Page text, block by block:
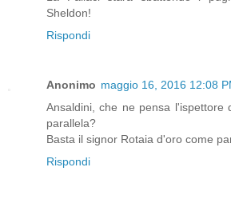
Sheldon!
Rispondi
Anonimo maggio 16, 2016 12:08
Ansaldini, che ne pensa l'ispettore
parallela?
Basta il signor Rotaia d'oro come
Rispondi